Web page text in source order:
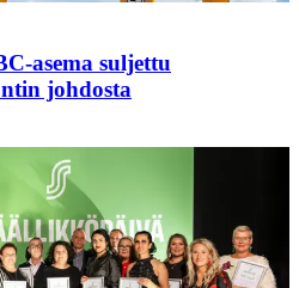
asema suljettu
johdosta